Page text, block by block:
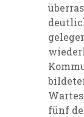
fünf